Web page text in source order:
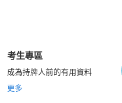
考生專區
成為持牌人前的有用資料
更多